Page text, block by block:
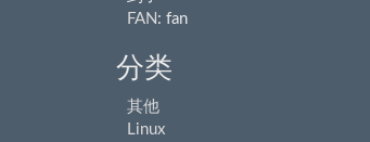
FAN : fan
分类
其他
Linux